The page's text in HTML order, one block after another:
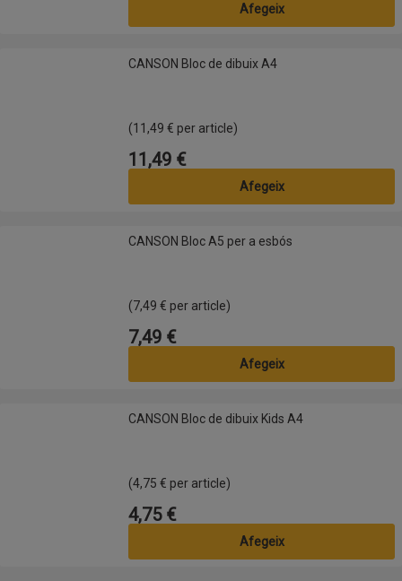
Afegeix
CANSON Bloc de dibuix A4CANSON Bloc de dibuix A4
(11,49 € per article)
Preu
11,49 €
Afegeix
CANSON Bloc A5 per a esbósCANSON Bloc A5 per a esbós
(7,49 € per article)
Preu
7,49 €
Afegeix
CANSON Bloc de dibuix Kids A4CANSON Bloc de dibuix Kids A4
(4,75 € per article)
Preu
4,75 €
Afegeix